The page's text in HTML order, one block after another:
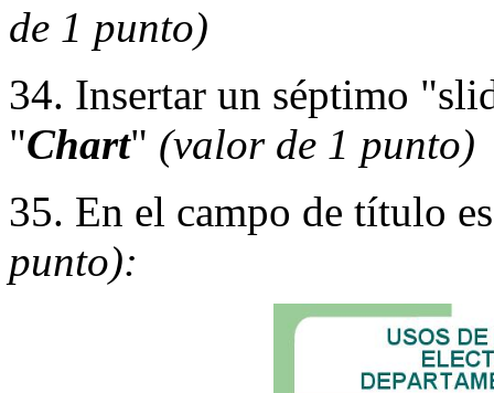
de 1 punto)
34. Insertar un séptimo
"Chart" (valor de 1 punto)
35. En el campo de título
punto):